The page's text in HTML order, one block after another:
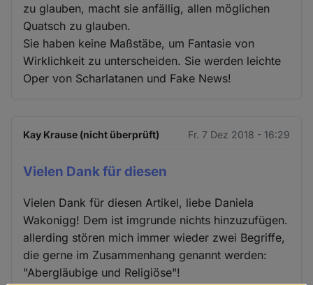
zu glauben, macht sie anfällig, allen möglichen
Quatsch zu glauben.
Sie haben keine Maßstäbe, um Fantasie von
Wirklichkeit zu unterscheiden. Sie werden leichte
Oper von Scharlatanen und Fake News!
Kay Krause (nicht überprüft) Fr. 7 Dez 2018 - 16:29
Vielen Dank für diesen
Vielen Dank für diesen Artikel, liebe Daniela
Wakonigg! Dem ist imgrunde nichts hinzuzufügen.
allerding stören mich immer wieder zwei Begriffe,
die gerne im Zusammenhang genannt werden:
"Abergläubige und Religiöse"!